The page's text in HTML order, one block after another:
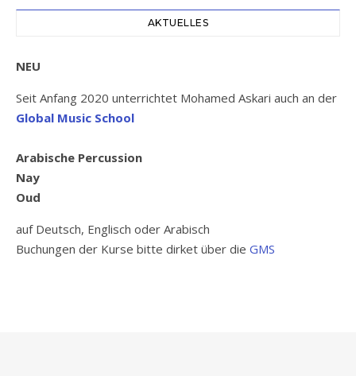
AKTUELLES
NEU
Seit Anfang 2020 unterrichtet Mohamed Askari auch an der
Global Music School
Arabische Percussion
Nay
Oud
auf Deutsch, Englisch oder Arabisch
Buchungen der Kurse bitte dirket über die GMS